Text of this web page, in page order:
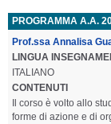
PROGRAMMA A.A.
Prof.ssa Annalisa
LINGUA
ITALIANO
CONTENUTI
Il corso è volto allo
forme di azione e di